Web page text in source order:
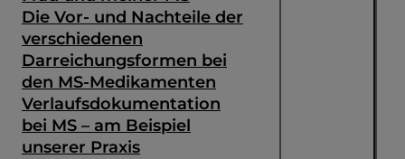
Die Vor- und Nachteile der
verschiedenen
Darreichungsformen bei
den MS-Medikamenten
Verlaufsdokumentation
bei MS – am Beispiel
unserer Praxis